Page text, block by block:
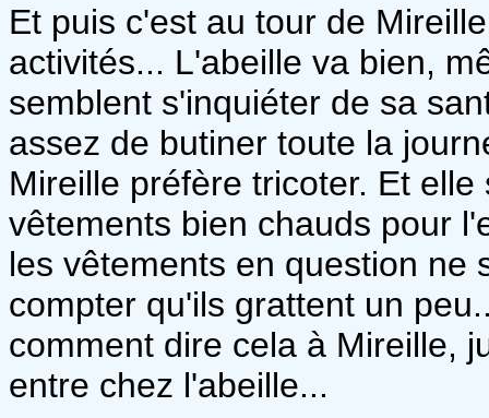
Et puis c'est au tour de
activités... L'abeille va bien,
semblent s'inquiéter de sa
assez de butiner toute la
Mireille préfère tricoter. Et
vêtements bien chauds pour
les vêtements en question ne
compter qu'ils grattent un
comment dire cela à Mireille,
entre chez l'abeille...